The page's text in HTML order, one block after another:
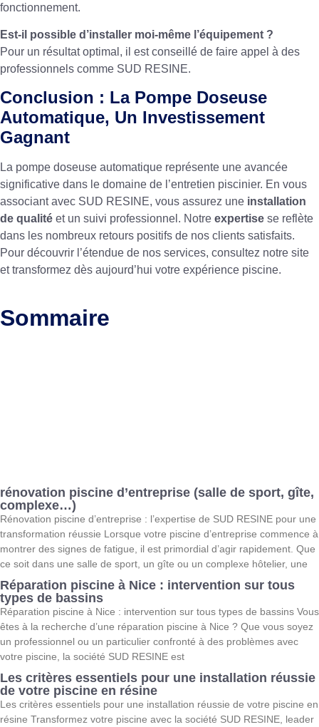
fonctionnement.
Est-il possible d’installer moi-même l’équipement ?
Pour un résultat optimal, il est conseillé de faire appel à des
professionnels comme SUD RESINE.
Conclusion : La Pompe Doseuse
Automatique, Un Investissement
Gagnant
La pompe doseuse automatique représente une avancée
significative dans le domaine de l’entretien piscinier. En vous
associant avec SUD RESINE, vous assurez une installation
de qualité et un suivi professionnel. Notre expertise se reflète
dans les nombreux retours positifs de nos clients satisfaits.
Pour découvrir l’étendue de nos services, consultez notre site
et transformez dès aujourd’hui votre expérience piscine.
Sommaire
rénovation piscine d’entreprise (salle de sport, gîte,
complexe…)
Rénovation piscine d’entreprise : l’expertise de SUD RESINE pour une
transformation réussie Lorsque votre piscine d’entreprise commence à
montrer des signes de fatigue, il est primordial d’agir rapidement. Que
ce soit dans une salle de sport, un gîte ou un complexe hôtelier, une
Réparation piscine à Nice : intervention sur tous
types de bassins
Réparation piscine à Nice : intervention sur tous types de bassins Vous
êtes à la recherche d’une réparation piscine à Nice ? Que vous soyez
un professionnel ou un particulier confronté à des problèmes avec
votre piscine, la société SUD RESINE est
Les critères essentiels pour une installation réussie
de votre piscine en résine
Les critères essentiels pour une installation réussie de votre piscine en
résine Transformez votre piscine avec la société SUD RESINE, leader